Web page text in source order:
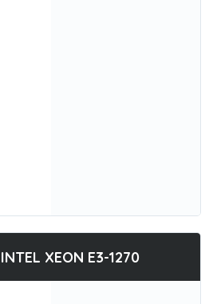
XEON E3-1270